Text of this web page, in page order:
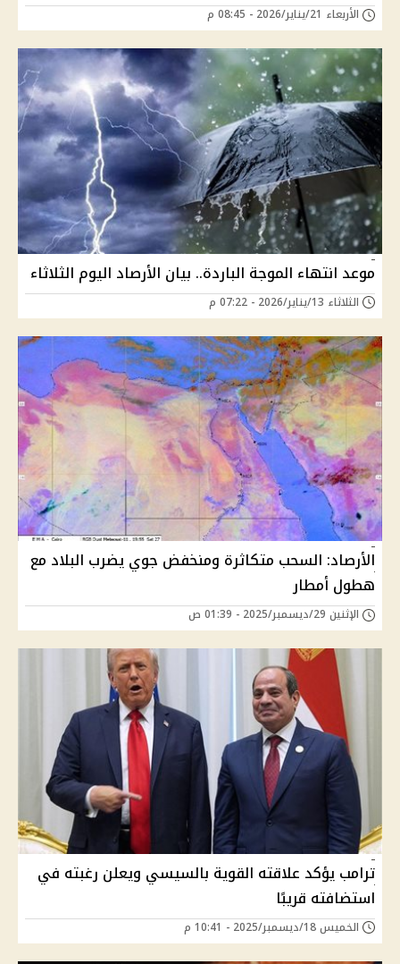
الأربعاء 21/يناير/2026 - 08:45 م
موعد انتهاء الموجة الباردة.. بيان الأرصاد اليوم الثلاثاء
الثلاثاء 13/يناير/2026 - 07:22 م
الأرصاد: السحب متكاثرة ومنخفض جوي يضرب البلاد مع
هطول أمطار
الإثنين 29/ديسمبر/2025 - 01:39 ص
ترامب يؤكد علاقته القوية بالسيسي ويعلن رغبته في
استضافته قريبًا
الخميس 18/ديسمبر/2025 - 10:41 م